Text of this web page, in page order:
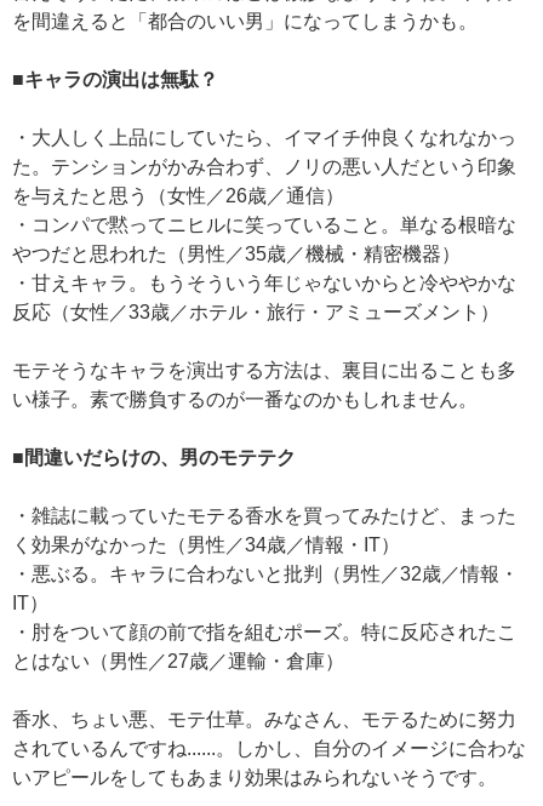
を間違えると「都合のいい男」になってしまうかも。
■キャラの演出は無駄？
・大人しく上品にしていたら、イマイチ仲良くなれなかっ
た。テンションがかみ合わず、ノリの悪い人だという印象
を与えたと思う（女性／26歳／通信）
・コンパで黙ってニヒルに笑っていること。単なる根暗な
やつだと思われた（男性／35歳／機械・精密機器）
・甘えキャラ。もうそういう年じゃないからと冷ややかな
反応（女性／33歳／ホテル・旅行・アミューズメント）
モテそうなキャラを演出する方法は、裏目に出ることも多
い様子。素で勝負するのが一番なのかもしれません。
■間違いだらけの、男のモテテク
・雑誌に載っていたモテる香水を買ってみたけど、まった
く効果がなかった（男性／34歳／情報・IT）
・悪ぶる。キャラに合わないと批判（男性／32歳／情報・
IT）
・肘をついて顔の前で指を組むポーズ。特に反応されたこ
とはない（男性／27歳／運輸・倉庫）
香水、ちょい悪、モテ仕草。みなさん、モテるために努力
されているんですね......。しかし、自分のイメージに合わな
いアピールをしてもあまり効果はみられないそうです。